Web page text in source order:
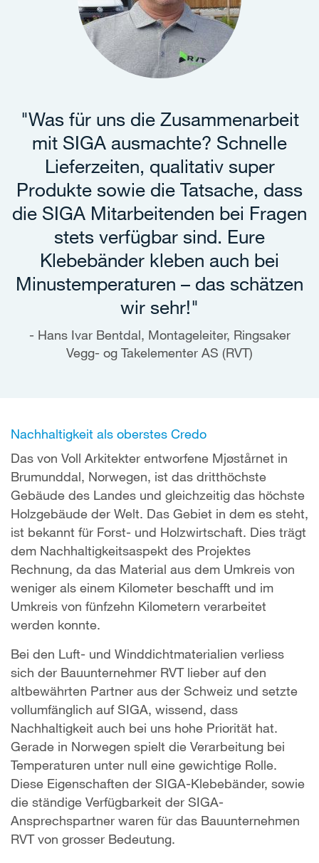
"Was für uns die Zusammenarbeit
mit SIGA ausmachte? Schnelle
Lieferzeiten, qualitativ super
Produkte sowie die Tatsache, dass
die SIGA Mitarbeitenden bei Fragen
stets verfügbar sind. Eure
Klebebänder kleben auch bei
Minustemperaturen – das schätzen
wir sehr!"
Hans Ivar Bentdal, Montageleiter, Ringsaker
Vegg- og Takelementer AS (RVT)
Nachhaltigkeit als oberstes Credo
Das von Voll Arkitekter entworfene Mjøstårnet in
Brumunddal, Norwegen, ist das dritthöchste
Gebäude des Landes und gleichzeitig das höchste
Holzgebäude der Welt. Das Gebiet in dem es steht,
ist bekannt für Forst- und Holzwirtschaft. Dies trägt
dem Nachhaltigkeitsaspekt des Projektes
Rechnung, da das Material aus dem Umkreis von
weniger als einem Kilometer beschafft und im
Umkreis von fünfzehn Kilometern verarbeitet
werden konnte.
Bei den Luft- und Winddichtmaterialien verliess
sich der Bauunternehmer RVT lieber auf den
altbewährten Partner aus der Schweiz und setzte
vollumfänglich auf SIGA, wissend, dass
Nachhaltigkeit auch bei uns hohe Priorität hat.
Gerade in Norwegen spielt die Verarbeitung bei
Temperaturen unter null eine gewichtige Rolle.
Diese Eigenschaften der SIGA-Klebebänder, sowie
die ständige Verfügbarkeit der SIGA-
Ansprechspartner waren für das Bauunternehmen
RVT von grosser Bedeutung.